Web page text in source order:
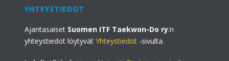
YHTEYSTIEDOT
Ajantasaiset Suomen ITF Taekwon-Do ry:n
yhteystiedot löytyvätYhteystiedot -sivulta.